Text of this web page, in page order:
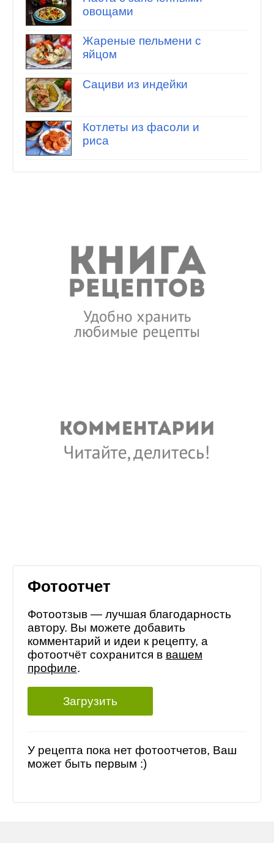
овощами
Жареные пельмени с
яйцом
Сациви из индейки
Котлеты из фасоли и
риса
Фотоотчет
Фотоотзыв — лучшая благодарность
автору. Вы можете добавить
комментарий и идеи к рецепту, а
фотоотчёт сохранится в вашем
профиле.
Загрузить
У рецепта пока нет фотоотчетов, Ваш
может быть первым :)